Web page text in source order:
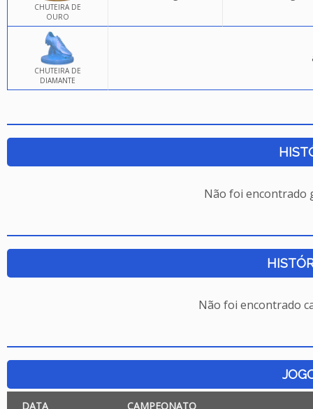
CHUTEIRA DE
OURO
CHUTEIRA DE
DIAMANTE
Não foi encontrado
Não foi encontrado
DATA CAMPEONATO